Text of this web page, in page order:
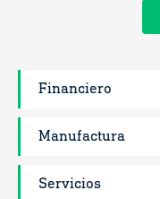
Financiero
Manufactura
Servicios